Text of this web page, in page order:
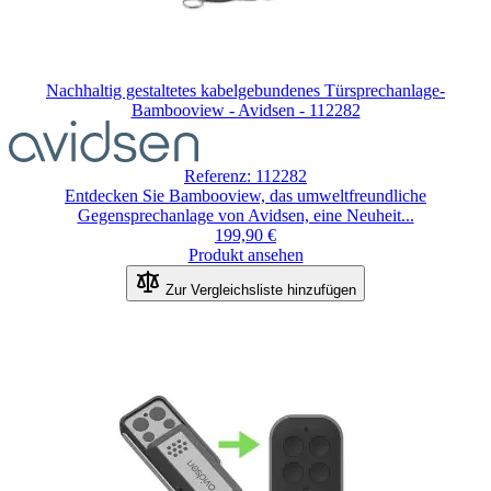
Nachhaltig gestaltetes kabelgebundenes Türsprechanlage-
Bambooview - Avidsen - 112282
Referenz: 112282
Entdecken Sie Bambooview, das umweltfreundliche
Gegensprechanlage von Avidsen, eine Neuheit...
199,90 €
Produkt ansehen
Zur Vergleichsliste hinzufügen